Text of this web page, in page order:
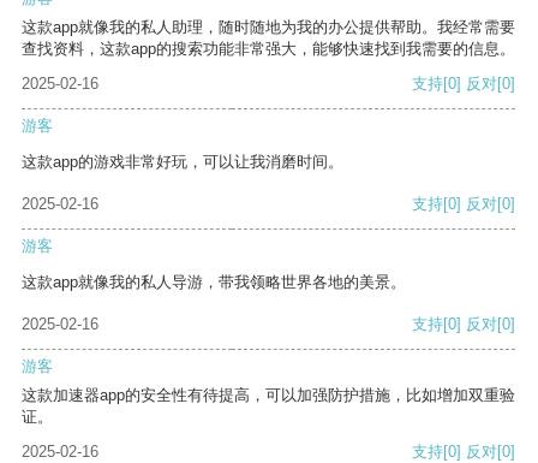
这款app就像我的私人助理，随时随地为我的办公提供帮助。我经常需要
查找资料，这款app的搜索功能非常强大，能够快速找到我需要的信息。
2025-02-16
支持[0] 反对[0]
游客
这款app的游戏非常好玩，可以让我消磨时间。
2025-02-16 支持[0] 反对[0]
游客
这款app就像我的私人导游，带我领略世界各地的美景。
2025-02-16 支持[0] 反对[0]
游客
这款加速器app的安全性有待提高，可以加强防护措施，比如增加双重验
证。
2025-02-16
支持[0] 反对[0]